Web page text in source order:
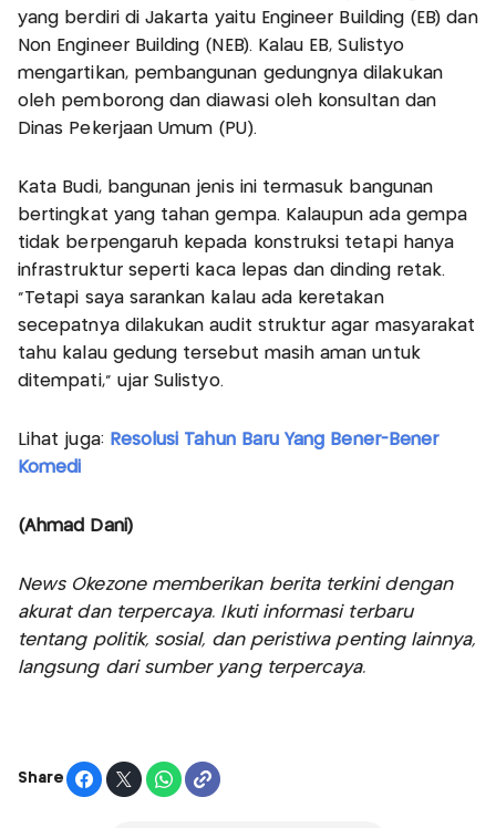
yang berdiri di Jakarta yaitu Engineer Building (EB) dan
Non Engineer Building (NEB). Kalau EB, Sulistyo
mengartikan, pembangunan gedungnya dilakukan
oleh pemborong dan diawasi oleh konsultan dan
Dinas Pekerjaan Umum (PU).
Kata Budi, bangunan jenis ini termasuk bangunan
bertingkat yang tahan gempa. Kalaupun ada gempa
tidak berpengaruh kepada konstruksi tetapi hanya
infrastruktur seperti kaca lepas dan dinding retak.
"Tetapi saya sarankan kalau ada keretakan
secepatnya dilakukan audit struktur agar masyarakat
tahu kalau gedung tersebut masih aman untuk
ditempati," ujar Sulistyo.
Lihat juga: Resolusi Tahun Baru Yang Bener-Bener
Komedi
(Ahmad Dani)
News Okezone memberikan berita terkini dengan
akurat dan terpercaya. Ikuti informasi terbaru
tentang politik, sosial, dan peristiwa penting lainnya,
langsung dari sumber yang terpercaya.
Share